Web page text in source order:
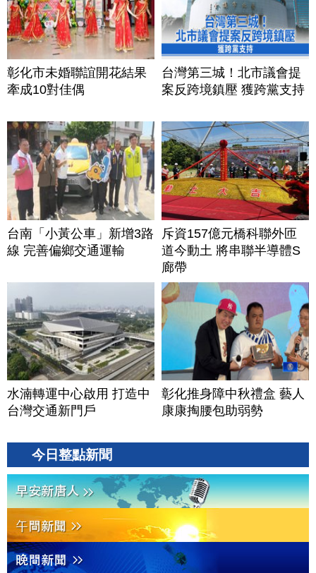
彰化市未婚聯誼開花結果
牽成10對佳偶
台灣第三城！北市議會提
案反跨境鎮壓 獲跨黨支持
台南「小黃公車」新增3路
線 完善偏鄉交通運輸
斥資157億元橋科聯外匝
道今動土 將串聯半導體S
廊帶
水湳轉運中心啟用 打造中
台灣交通新門戶
彰化推身障中秋禮盒 藝人
康康掏腰包助弱勢
今日整點新聞